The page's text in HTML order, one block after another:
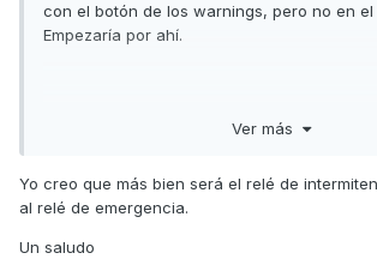
con el botón de los warnings, pero no en el
Empezaría por ahí.
Ver más
Yo creo que más bien será el relé de
al relé de emergencia.
Un saludo